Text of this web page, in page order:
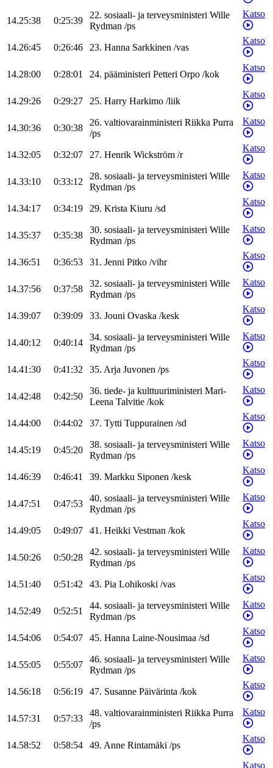
14.25:38 0:25:39
22. sosiaali- ja terveysministeri Wille
Rydman /ps
Katso
14.26:45 0:26:46 23. Hanna Sarkkinen /vas
Katso
14.28:00 0:28:01 24. pääministeri Petteri Orpo /kok
Katso
14.29:26 0:29:27 25. Harry Harkimo /liik
Katso
14.30:36 0:30:38
26. valtiovarainministeri Riikka Purra
/ps
Katso
14.32:05 0:32:07 27. Henrik Wickström /r
Katso
14.33:10 0:33:12
28. sosiaali- ja terveysministeri Wille
Rydman /ps
Katso
14.34:17 0:34:19 29. Krista Kiuru /sd
Katso
14.35:37 0:35:38
30. sosiaali- ja terveysministeri Wille
Rydman /ps
Katso
14.36:51 0:36:53 31. Jenni Pitko /vihr
Katso
14.37:56 0:37:58
32. sosiaali- ja terveysministeri Wille
Rydman /ps
Katso
14.39:07 0:39:09 33. Jouni Ovaska /kesk
Katso
14.40:12 0:40:14
34. sosiaali- ja terveysministeri Wille
Rydman /ps
Katso
14.41:30 0:41:32 35. Arja Juvonen /ps
Katso
14.42:48 0:42:50
36. tiede- ja kulttuuriministeri Mari-
Leena Talvitie /kok
Katso
14.44:00 0:44:02 37. Tytti Tuppurainen /sd
Katso
14.45:19 0:45:20
38. sosiaali- ja terveysministeri Wille
Rydman /ps
Katso
14.46:39 0:46:41 39. Markku Siponen /kesk
Katso
14.47:51 0:47:53
40. sosiaali- ja terveysministeri Wille
Rydman /ps
Katso
14.49:05 0:49:07 41. Heikki Vestman /kok
Katso
14.50:26 0:50:28
42. sosiaali- ja terveysministeri Wille
Rydman /ps
Katso
14.51:40 0:51:42 43. Pia Lohikoski /vas
Katso
14.52:49 0:52:51
44. sosiaali- ja terveysministeri Wille
Rydman /ps
Katso
14.54:06 0:54:07 45. Hanna Laine-Nousimaa /sd
Katso
14.55:05 0:55:07
46. sosiaali- ja terveysministeri Wille
Rydman /ps
Katso
14.56:18 0:56:19 47. Susanne Päivärinta /kok
Katso
14.57:31 0:57:33
48. valtiovarainministeri Riikka Purra
/ps
Katso
14.58:52 0:58:54 49. Anne Rintamäki /ps
Katso
Katso